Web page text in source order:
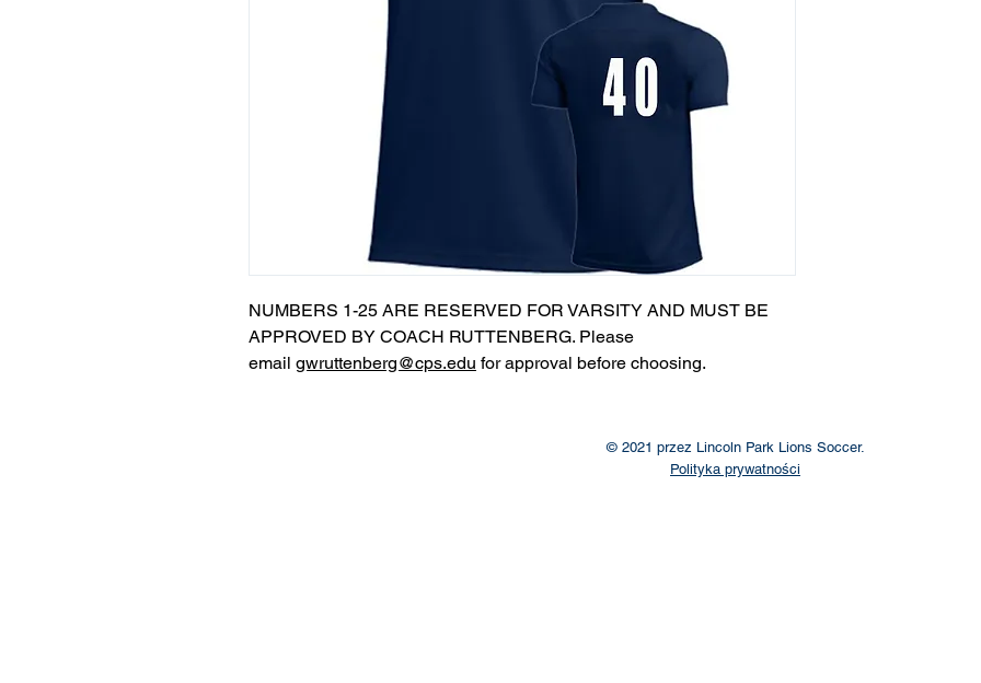
NUMBERS 1-25 ARE RESERVED FOR VARSITY AND MUST BE
APPROVED BY COACH RUTTENBERG. Please
email gwruttenberg@cps.edu for approval before choosing.​
© 2021 przez Lincoln Park Lions Soccer.
Polityka prywatności